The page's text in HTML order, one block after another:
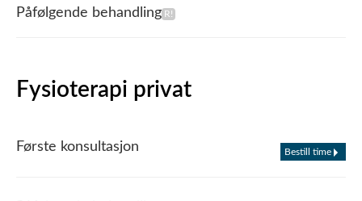
Påfølgende behandling
Fysioterapi privat
Første konsultasjon Bestill time